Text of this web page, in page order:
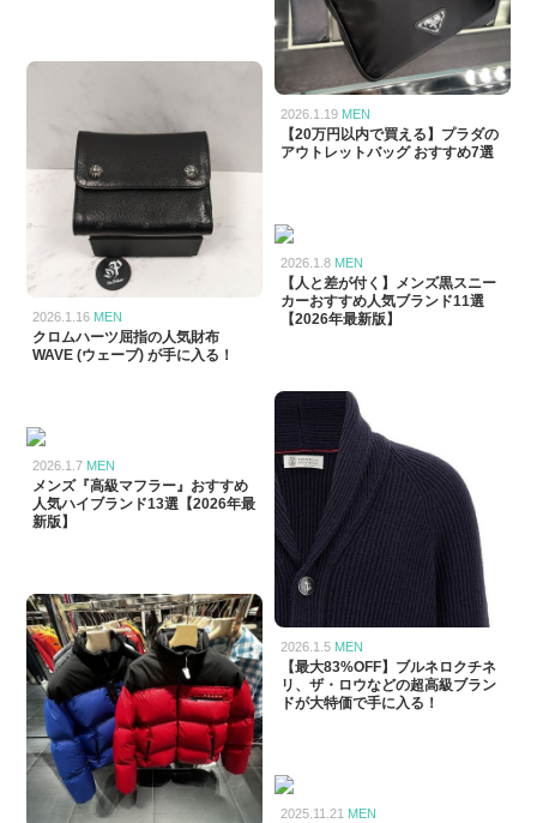
2026.1.16 MEN
クロムハーツ屈指の人気財布
WAVE (ウェーブ) が手に入る！
2026.1.7 MEN
メンズ『高級マフラー』おすすめ
人気ハイブランド13選【2026年最
新版】
2026.1.19 MEN
【20万円以内で買える】プラダの
アウトレットバッグ おすすめ7選
2026.1.8 MEN
【人と差が付く】メンズ黒スニー
カーおすすめ人気ブランド11選
【2026年最新版】
2026.1.5 MEN
【最大83%OFF】ブルネロクチネ
リ、ザ・ロウなどの超高級ブラン
ドが大特価で手に入る！
2025.11.21 MEN